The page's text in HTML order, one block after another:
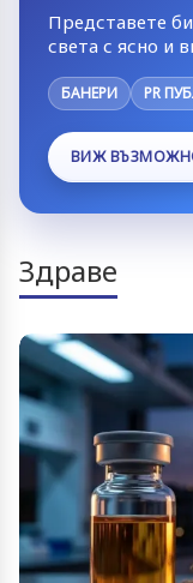
Представете
света с ясно и
БАНЕРИ PR
ВИЖ
Здраве